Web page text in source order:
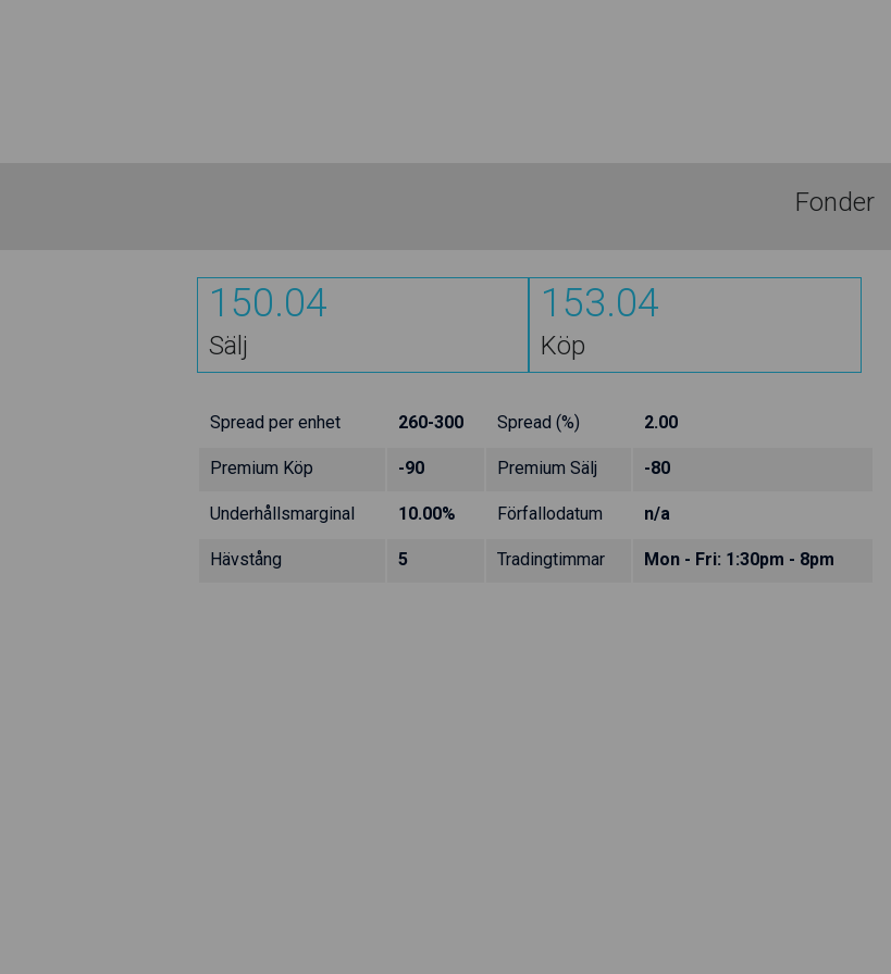
Fonder
150.04
Sälj
153.04
Köp
Spread per enhet 260-300 Spread (%) 2.00
Premium Köp -90 Premium Sälj -80
Underhållsmarginal 10.00% Förfallodatum n/a
Hävstång 5 Tradingtimmar Mon - Fri: 1:30pm - 8pm